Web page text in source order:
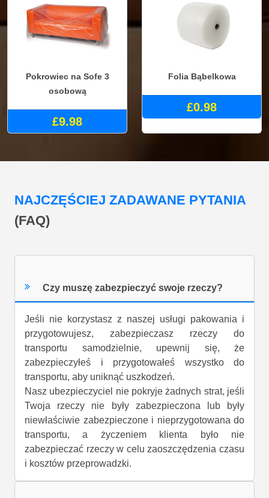
Pokrowiec na Sofe 3
osobową
£9.98
Folia Bąbelkowa
£0.98
NAJCZĘŚCIEJ ZADAWANE PYTANIA
(FAQ)
Czy muszę zabezpieczyć swoje rzeczy?
Jeśli nie korzystasz z naszej usługi pakowania i
przygotowujesz, zabezpieczasz rzeczy do
transportu samodzielnie, upewnij się, że
zabezpieczyłeś i przygotowałeś wszystko do
transportu, aby uniknąć uszkodzeń.
Nasz ubezpieczyciel nie pokryje żadnych strat, jeśli
Twoja rzeczy nie były zabezpieczona lub były
niewłaściwie zabezpieczone i nieprzygotowana do
transportu, a życzeniem klienta było nie
zabezpieczać rzeczy w celu zaoszczędzenia czasu
i kosztów przeprowadzki.